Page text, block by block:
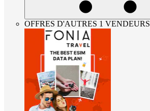
OFFRES D'AUTRES 1 VENDEURS